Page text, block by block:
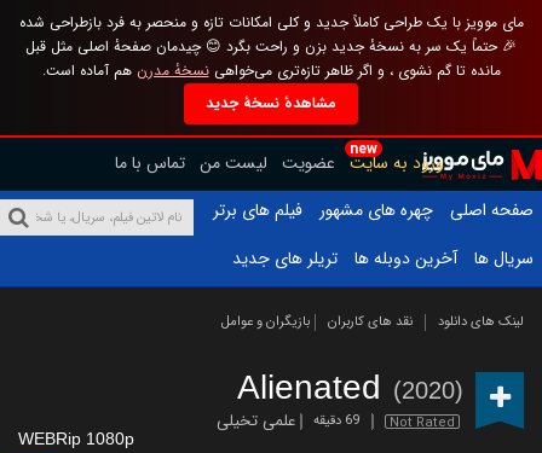
مای موویز با یک طراحی کاملاً جدید و کلی امکانات تازه و منحصر به فرد بازطراحی شده
🎉 حتماً یک سر به نسخهٔ جدید بزن و راحت بگرد 😊 چیدمان صفحهٔ اصلی مثل قبل
مانده تا گم نشوی ، و اگر ظاهر تازه‌تری می‌خواهینسخهٔ مدرن هم آماده است.
مشاهدهٔ نسخهٔ جدید
new
ورود به سایت عضویت لیست من تماس با ما
صفحه اصلی
چهره های مشهور
فیلم های برتر
سریال ها
آخرین دوبله ها تریلر های جدید
لینک های دانلود نقد های کاربران بازیگران و عوامل
Alienated (2020)
Not Rated 69 دقیقه علمی تخیلی
WEBRip 1080p